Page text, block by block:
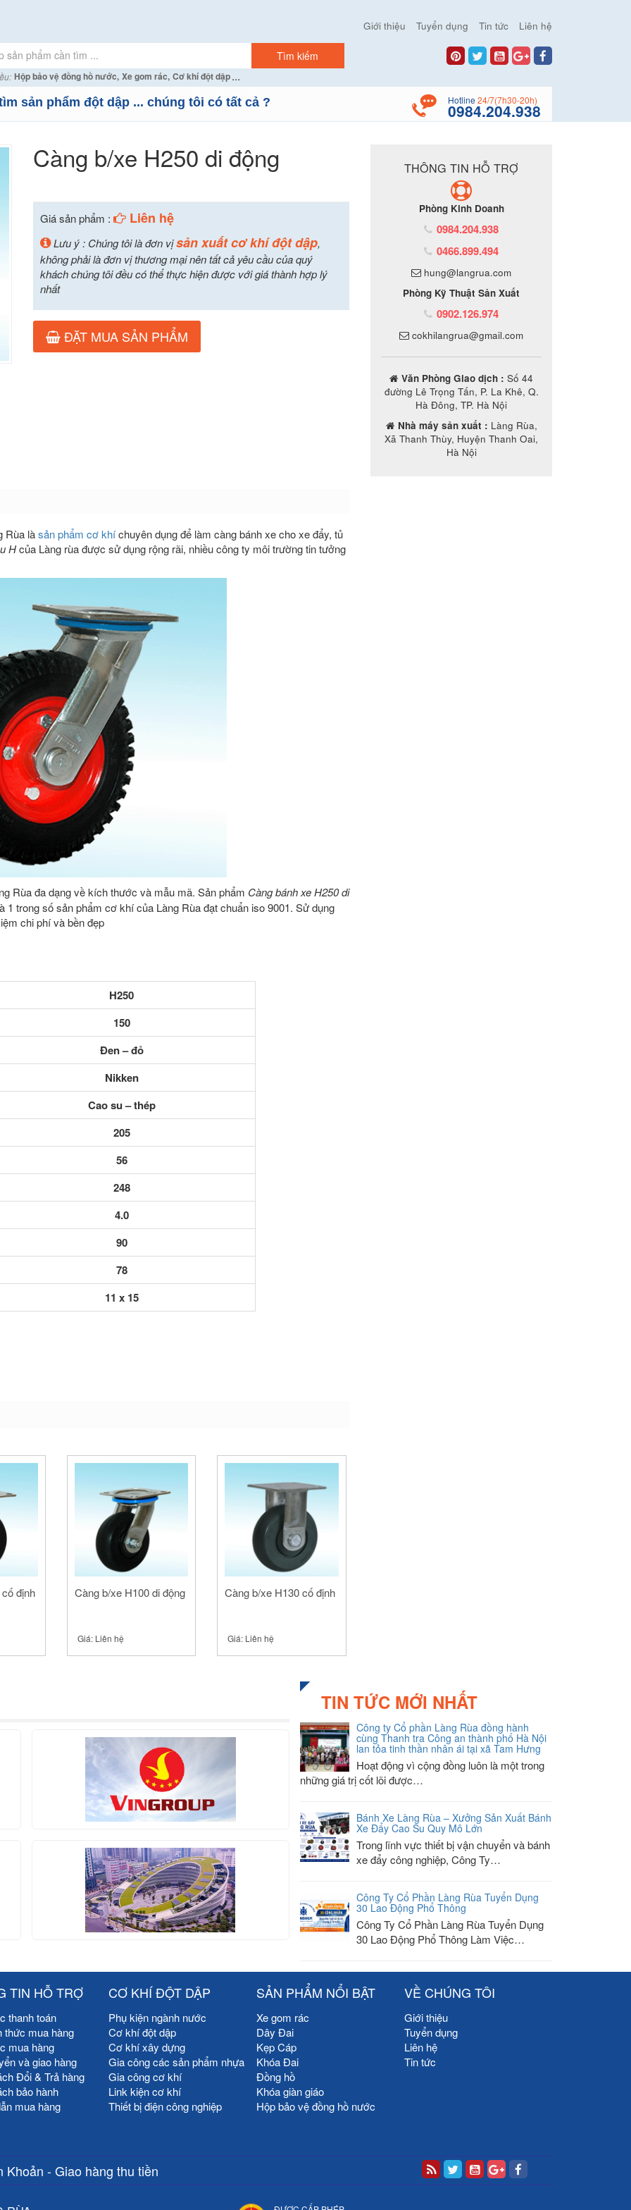
Giới thiệu Tuyển dụng Tin tức Liên hệ
Hộp bảo vệ đồng hồ nước, Xe gom rác, Cơ khí đột dập...
sản phẩm đột dập ... chúng tôi có tất cả ? Hotline 24/7(7h30-20h)
0984.204.938
Càng b/xe H250 di động
Giá sản phẩm : Liên hệ
Lưu ý : Chúng tôi là đơn vịsản xuất cơ khí đột dập,
không phải là đơn vị thương mại nên tất cả yêu cầu của quý
khách chúng tôi đều có thể thực hiện được với giá thành hợp lý
nhất
ĐẶT MUA SẢN PHẨM
THÔNG TIN HỖ TRỢ
Phòng Kinh Doanh
0984.204.938
0466.899.494
hung@langrua.com
Phòng Kỹ Thuật Sản Xuất
0902.126.974
cokhilangrua@gmail.com
Văn Phòng Giao dịch : Số 44
đường Lê Trọng Tấn, P. La Khê, Q.
Hà Đông, TP. Hà Nội
Nhà máy sản xuất : Làng Rùa,
Xã Thanh Thùy, Huyện Thanh Oai,
Hà Nội
Rùa làsản phẩm cơ khíchuyên dụng để làm càng bánh xe cho xe đẩy, tủ
Hcủa Làng rùa được sử dụng rộng rãi, nhiều công ty môi trường tin tưởng
Rùa đa dạng về kích thước và mẫu mã. Sản phẩm Càng bánh xe H250 di
1 trong số sản phẩm cơ khí của Làng Rùa đạt chuẩn iso 9001. Sử dụng
chi phí và bền đẹp
H250
150
Đen – đỏ
Nikken
Cao su – thép
205
56
248
4.0
90
78
11 x 15
định Càng b/xe H100 di động
Giá: Liên hệ
Càng b/xe H130 cố định
Giá: Liên hệ
TIN TỨC MỚI NHẤT
Công ty Cổ phần Làng Rùa đồng hành
cùng Thanh tra Công an thành phố Hà Nội
lan tỏa tinh thần nhân ái tại xã Tam Hưng
Hoạt động vì cộng đồng luôn là một trong
những giá trị cốt lõi được…
Bánh Xe Làng Rùa – Xưởng Sản Xuất Bánh
Xe Đẩy Cao Su Quy Mô Lớn
Trong lĩnh vực thiết bị vận chuyển và bánh
xe đẩy công nghiệp, Công Ty…
Công Ty Cổ Phần Làng Rùa Tuyển Dụng
30 Lao Động Phổ Thông
Công Ty Cổ Phần Làng Rùa Tuyển Dụng
30 Lao Động Phổ Thông Làm Việc…
TIN HỖ TRỢ
thanh toán
thức mua hàng
mua hàng
và giao hàng
Đổi & Trả hàng
bảo hành
mua hàng
CƠ KHÍ ĐỘT DẬP
Phụ kiện ngành nước
Cơ khí đột dập
Cơ khí xây dựng
Gia công các sản phẩm nhựa
Gia công cơ khí
Link kiện cơ khí
Thiết bị điện công nghiệp
SẢN PHẨM NỔI BẬT
Xe gom rác
Dây Đai
Kẹp Cáp
Khóa Đai
Đồng hồ
Khóa giàn giáo
Hộp bảo vệ đồng hồ nước
VỀ CHÚNG TÔI
Giới thiệu
Tuyển dụng
Liên hệ
Tin tức
Khoản - Giao hàng thu tiền